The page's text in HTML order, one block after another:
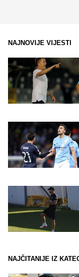
NAJNOVIJE VIJESTI
NAJČITANIJE IZ